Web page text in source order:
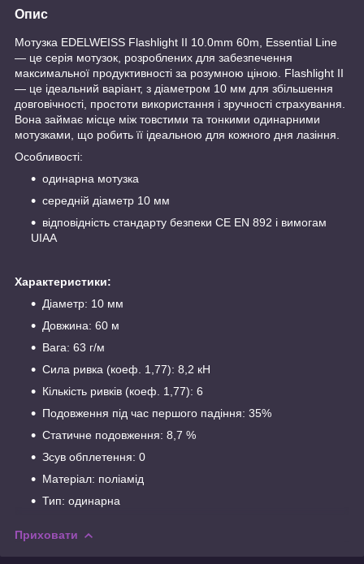
Опис
Мотузка EDELWEISS Flashlight II 10.0mm 60m, Essential Line
— це серія мотузок, розроблених для забезпечення
максимальної продуктивності за розумною ціною. Flashlight II
— це ідеальний варіант, з діаметром 10 мм для збільшення
довговічності, простоти використання і зручності страхування.
Вона займає місце між товстими та тонкими одинарними
мотузками, що робить її ідеальною для кожного дня лазіння.
Особливості:
одинарна мотузка
середній діаметр 10 мм
відповідність стандарту безпеки CE EN 892 і вимогам
UIAA
Характеристики:
Діаметр: 10 мм
Довжина: 60 м
Вага: 63 г/м
Сила ривка (коеф. 1,77): 8,2 кН
Кількість ривків (коеф. 1,77): 6
Подовження під час першого падіння: 35%
Статичне подовження: 8,7 %
Зсув обплетення: 0
Матеріал: поліамід
Тип: одинарна
Приховати